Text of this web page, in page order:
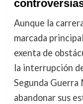
Aunque la
marcada
exenta de
la interrupción
Segunda Guerra
abandonar sus